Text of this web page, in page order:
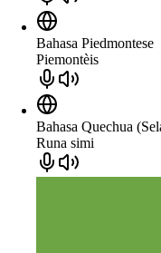
Bahasa Piedmontese
Piemontèis
Bahasa Quechua
Runa simi